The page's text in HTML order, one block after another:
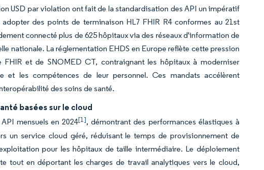
USD par violation ont fait de la standardisation des API un impératif
des points de terminaison HL7 FHIR R4 conformes au 21st
connecté plus de 625 hôpitaux via des réseaux d'information de
nationale. La réglementation EHDS en Europe reflète cette pression
et de SNOMED CT, contraignant les hôpitaux à moderniser
et les compétences de leur personnel. Ces mandats accélèrent
des soins de santé.
basées sur le cloud
mensuels en 2024[1], démontrant des performances élastiques à
un service cloud géré, réduisant le temps de provisionnement de
pour les hôpitaux de taille intermédiaire. Le déploiement
tout en déportant les charges de travail analytiques vers le cloud,